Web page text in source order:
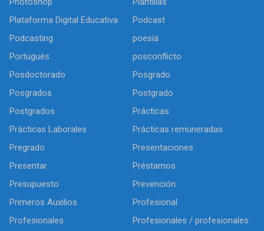
Plataforma Digital Educativa
Podcast
Podcasting
poesía
Portugués
posconflicto
Posdoctorado
Posgrado
Posgrados
Postgrado
Postgrados
Prácticas
Prácticas Laborales
Prácticas remuneradas
Pregrado
Presentaciones
Presentar
Préstamos
Presupuesto
Prevención
Primeros Auxilios
Profesional
Profesionales
Profesionales / profesionales